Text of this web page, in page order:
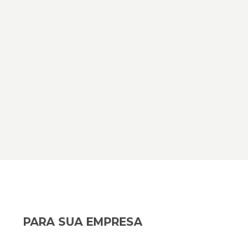
PARA SUA EMPRESA